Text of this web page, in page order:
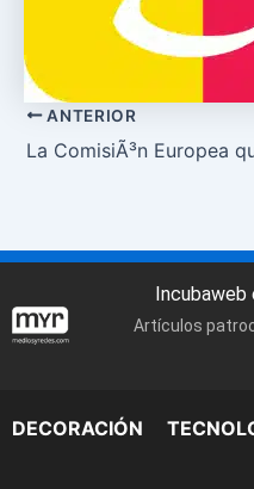
ANTERIOR
La ComisiÃ³n Europea
Incubaweb
Artículos
DECORACIÓN